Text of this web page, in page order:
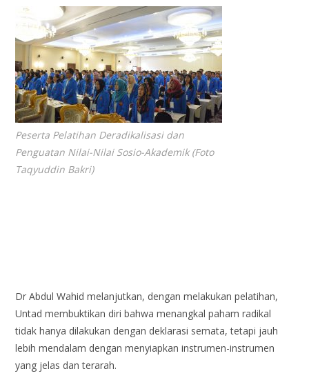
Peserta Pelatihan Deradikalisasi dan
Penguatan Nilai-Nilai Sosio-Akademik (Foto
Taqyuddin Bakri)
Dr Abdul Wahid melanjutkan, dengan melakukan pelatihan,
Untad membuktikan diri bahwa menangkal paham radikal
tidak hanya dilakukan dengan deklarasi semata, tetapi jauh
lebih mendalam dengan menyiapkan instrumen-instrumen
yang jelas dan terarah.